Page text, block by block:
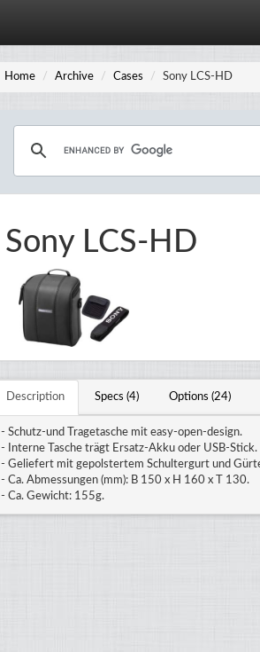
Home Archive Cases Sony LCS-HD
Sony LCS-HD
Description Specs (4) Options (24)
- Schutz-und Tragetasche mit easy-open-design.
- Interne Tasche trägt Ersatz-Akku oder USB-Stick.
- Geliefert mit gepolstertem Schultergurt und
- Ca. Abmessungen (mm): B 150 x H 160 x T 130.
- Ca. Gewicht: 155g.